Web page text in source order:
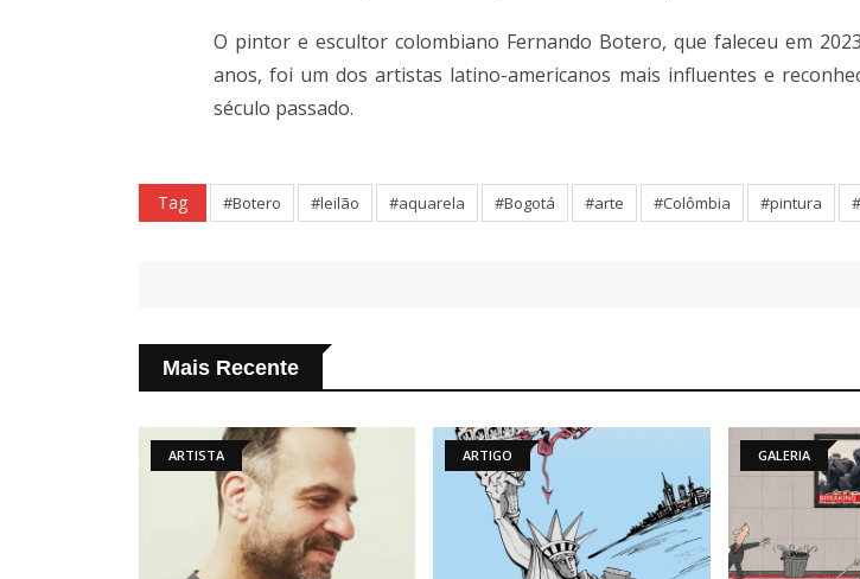
O pintor e escultor colombiano Fernando Botero, que faleceu em
anos, foi um dos artistas latino-americanos mais influentes e
século passado.
Tag #Botero #leilão #aquarela #Bogotá #arte #Colômbia #pintura
Mais Recente
ARTIGO GALERIA